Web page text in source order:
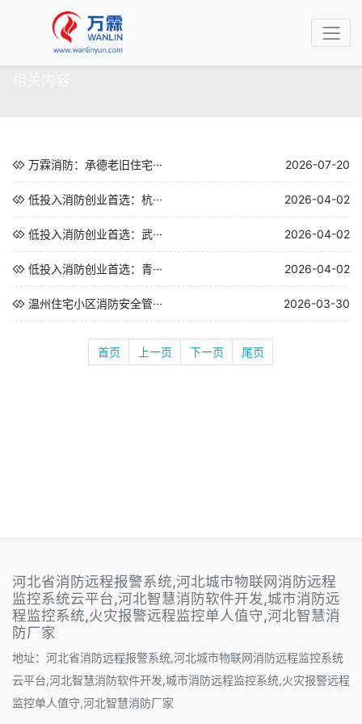
万霖消防：承德老旧住宅··· 2026-07-20
低投入消防创业首选：杭··· 2026-04-02
低投入消防创业首选：武··· 2026-04-02
低投入消防创业首选：青··· 2026-04-02
温州住宅小区消防安全管··· 2026-03-30
首页 上一页 下一页 尾页
河北省消防远程报警系统,河北城市物联网消防远程
监控系统云平台,河北智慧消防软件开发,城市消防远
程监控系统,火灾报警远程监控单人值守,河北智慧消
防厂家
地址：河北省消防远程报警系统,河北城市物联网消防远程监控系统
云平台,河北智慧消防软件开发,城市消防远程监控系统,火灾报警远程
监控单人值守,河北智慧消防厂家